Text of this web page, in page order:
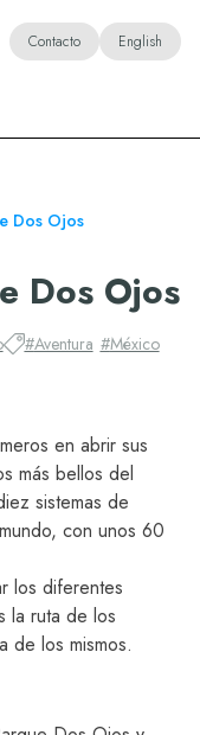
Contacto English
Dos Ojos
Dos Ojos
#Aventura #México
en abrir sus
más bellos del
sistemas de
con unos 60
los diferentes
la ruta de los
de los mismos.